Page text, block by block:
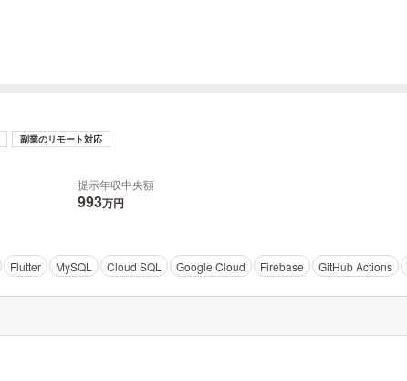
副業のリモート対応
提示年収中央額
993万円
Flutter MySQL Cloud SQL Google Cloud Firebase GitHub Actions